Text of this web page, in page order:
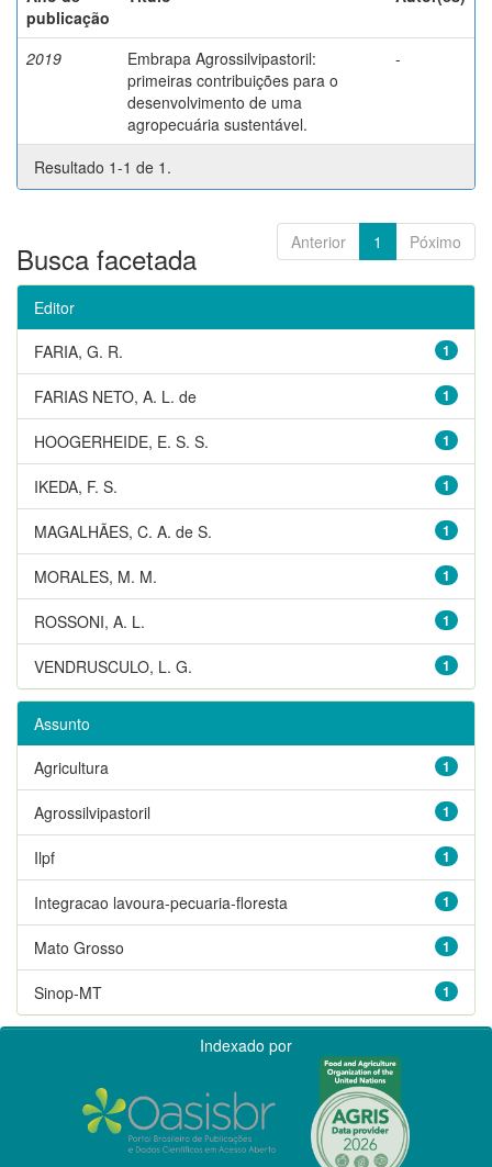
publicação
2019
Embrapa Agrossilvipastoril:
primeiras contribuições para o
desenvolvimento de uma
agropecuária sustentável.
-
Resultado 1-1 de 1.
Anterior 1 Póximo
Busca facetada
Editor
1
FARIA, G. R.
1
FARIAS NETO, A. L. de
1
HOOGERHEIDE, E. S. S.
1
IKEDA, F. S.
1
MAGALHÃES, C. A. de S.
1
MORALES, M. M.
1
ROSSONI, A. L.
1
VENDRUSCULO, L. G.
Assunto
1
Agricultura
1
Agrossilvipastoril
1
Ilpf
1
Integracao lavoura-pecuaria-floresta
1
Mato Grosso
1
Sinop-MT
Indexado por